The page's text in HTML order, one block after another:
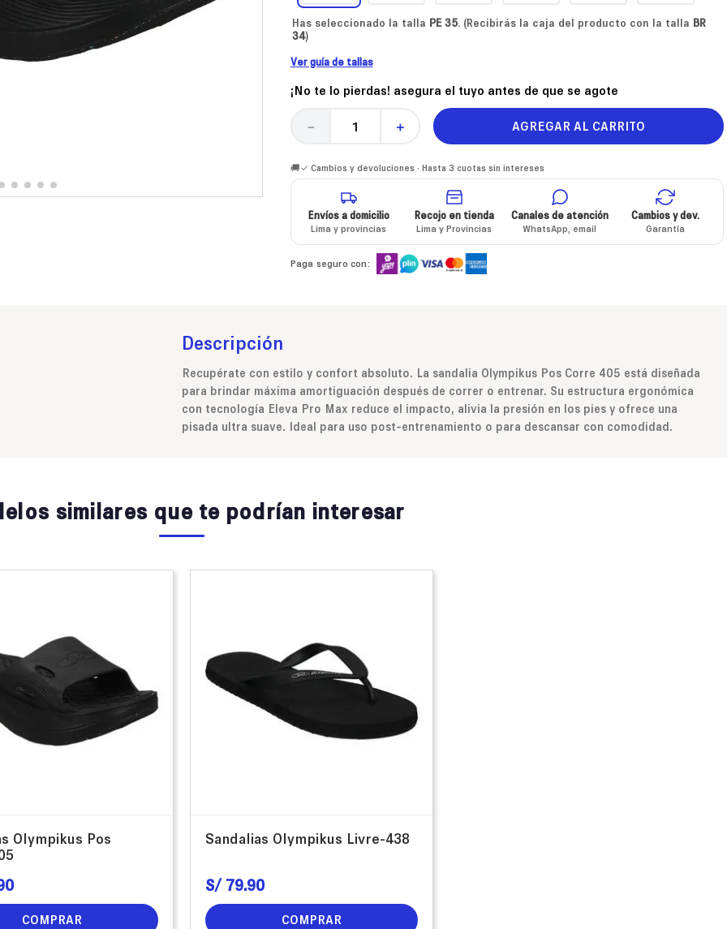
Has seleccionado la talla PE 35. (Recibirás la caja del producto con la talla BR
34)
Ver guía de tallas
¡No te lo pierdas! asegura el tuyo antes de que se agote
＋
－ AGREGAR AL CARRITO
🚚✓ Cambios y devoluciones · Hasta 3 cuotas sin intereses
Envíos a domicilio
Lima y provincias
Recojo en tienda
Lima y Provincias
Canales de atención
WhatsApp, email
Cambios y dev.
Garantía
Paga seguro con:
Descripción
Recupérate con estilo y confort absoluto. La sandalia Olympikus Pos Corre 405 está diseñada
para brindar máxima amortiguación después de correr o entrenar. Su estructura ergonómica
con tecnología Eleva Pro Max reduce el impacto, alivia la presión en los pies y ofrece una
pisada ultra suave. Ideal para uso post-entrenamiento o para descansar con comodidad.
similares que te podrían interesar
Olympikus Pos
COMPRAR
Sandalias Olympikus Livre-438
S/ 79.90
COMPRAR